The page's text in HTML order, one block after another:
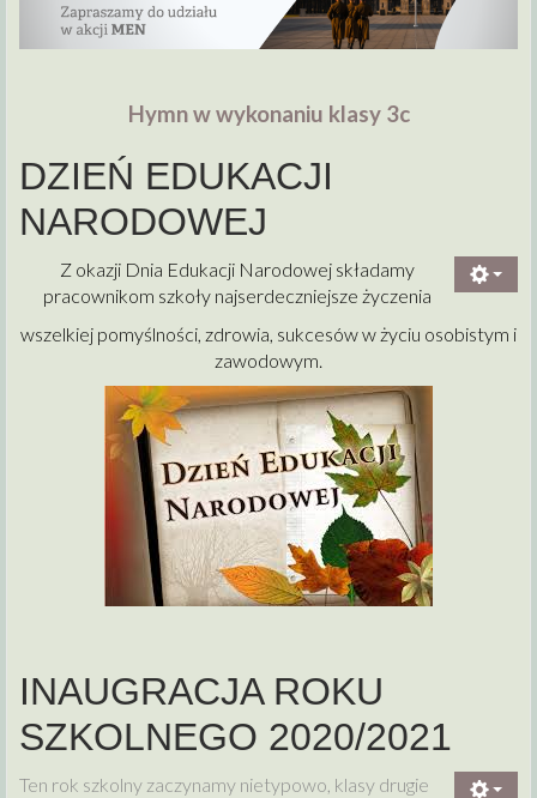
Hymn w wykonaniu klasy 3c
DZIEŃ EDUKACJI
NARODOWEJ
Z okazji Dnia Edukacji Narodowej składamy
pracownikom szkoły najserdeczniejsze życzenia
wszelkiej pomyślności, zdrowia, sukcesów w życiu osobistym i
zawodowym.
INAUGRACJA ROKU
SZKOLNEGO 2020/2021
Ten rok szkolny zaczynamy nietypowo, klasy drugie